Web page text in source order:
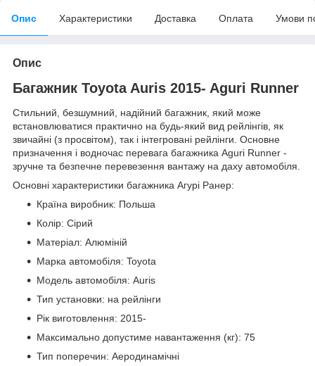
Опис Характеристики Доставка Оплата Умови
Опис
Багажник Toyota Auris 2015- Aguri Runner
Стильний, безшумний, надійний багажник, який може
встановлюватися практично на будь-який вид рейлінгів, як
звичайні (з просвітом), так і інтегровані рейлінги. Основне
призначення і водночас перевага багажника Aguri Runner -
зручне та безпечне перевезення вантажу на даху автомобіля.
Основні характеристики багажника Агурі Ранер:
Країна виробник: Польша
Колір: Сірий
Матеріал: Алюміній
Марка автомобіля: Toyota
Модель автомобіля: Auris
Тип установки: на рейлінги
Рік виготовлення: 2015-
Максимально допустиме навантаження (кг): 75
Тип поперечин: Аеродинамічні